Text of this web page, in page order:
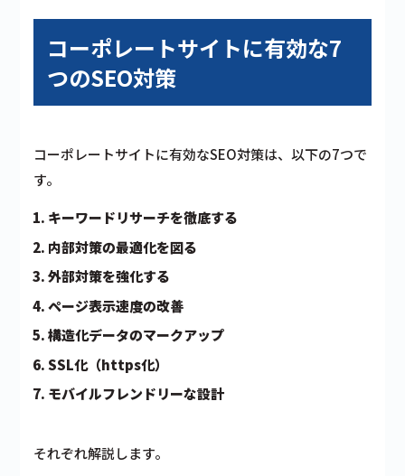
コーポレートサイトに有効な7
つのSEO対策
コーポレートサイトに有効なSEO対策は、以下の7つで
す。
キーワードリサーチを徹底する
内部対策の最適化を図る
外部対策を強化する
ページ表示速度の改善
構造化データのマークアップ
SSL化（https化）
モバイルフレンドリーな設計
それぞれ解説します。